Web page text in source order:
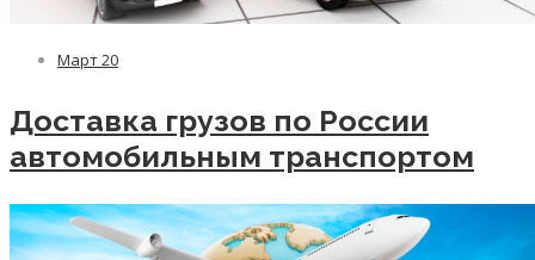
Март20
Доставка грузов по России
автомобильным транспортом